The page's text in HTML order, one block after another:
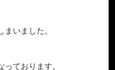
まいました。
ております。